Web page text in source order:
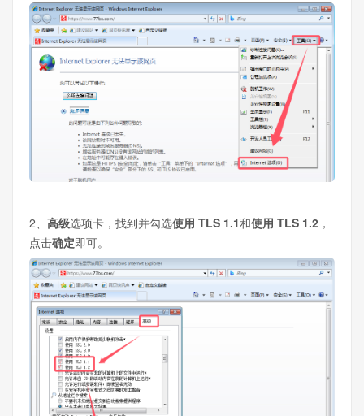
2、 高级选项卡，找到并勾选使用 TLS 1.1和使用 TLS 1.2 ，
点击确定即可。